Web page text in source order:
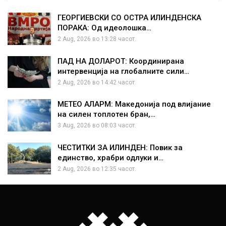
ГЕОРГИЕВСКИ СО ОСТРА ИЛИНДЕНСКА
ПОРАКА: Од идеолошка…
2 Aug, 2026 во 13:28 часот.
ПАД НА ДОЛАРОТ: Координирана
интервенција на глобалните сили…
2 Aug, 2026 во 14:42 часот.
МЕТЕО АЛАРМ: Македонија под влијание
на силен топлотен бран,…
3 Aug, 2026 во 08:03 часот.
ЧЕСТИТКИ ЗА ИЛИНДЕН: Повик за
единство, храбри одлуки и…
2 Aug, 2026 во 12:35 часот.